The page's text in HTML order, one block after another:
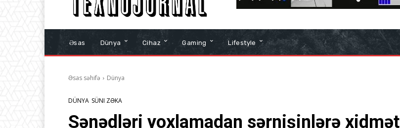
Əsas Dünya Cihaz Gaming Lifestyle
Əsas səhifə Dünya
DÜNYA SÜNI ZƏKA
Sənədləri yoxlamadan sərnişinlərə xidmət